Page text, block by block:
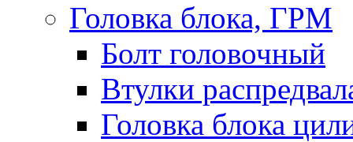
Головка блока, ГРМ
Болт головочный
Втулки
Головка блока